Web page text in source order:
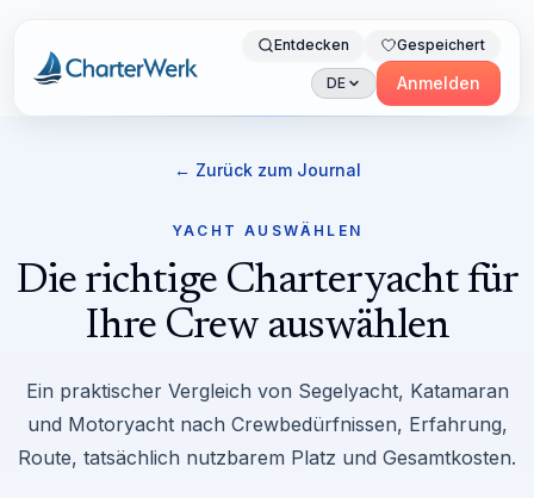
Charterwerk
Entdecken Gespeichert
DE Anmelden
← Zurück zum Journal
YACHT AUSWÄHLEN
Die richtige Charteryacht für
Ihre Crew auswählen
Ein praktischer Vergleich von Segelyacht, Katamaran
und Motoryacht nach Crewbedürfnissen, Erfahrung,
Route, tatsächlich nutzbarem Platz und Gesamtkosten.